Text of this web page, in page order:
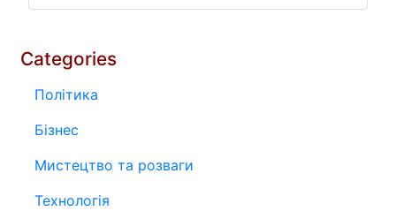
Categories
Політика
Бізнес
Мистецтво та розваги
Технологія